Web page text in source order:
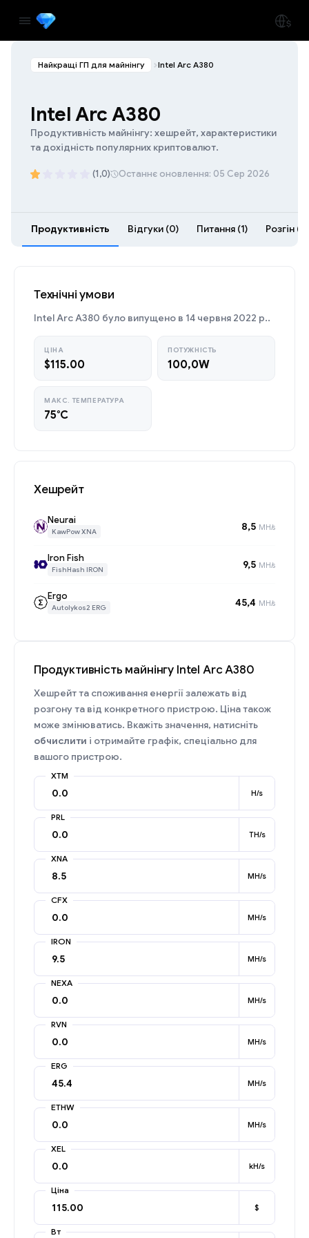
Найкращі ГП для майнінгу Intel Arc A380
Intel Arc A380
Продуктивність майнінгу: хешрейт, характеристики
та дохідність популярних криптовалют.
(1,0) Останнє оновлення: 05 Сер 2026
Продуктивність Відгуки (0) Питання (1) Розгін (0)
Технічні умови
Intel Arc A380 було випущено в 14 червня 2022 р..
ЦІНА
$115.00
ПОТУЖНІСТЬ
100,0W
МАКС. ТЕМПЕРАТУРА
75°C
Хешрейт
Neurai
KawPow XNA 8,5 MH/s
Iron Fish
FishHash IRON 9,5 MH/s
Ergo
Autolykos2 ERG 45,4 MH/s
Продуктивність майнінгу Intel Arc A380
Хешрейт та споживання енергії залежать від
розгону та від конкретного пристрою. Ціна також
може змінюватись. Вкажіть значення, натисніть
обчислити і отримайте графік, спеціально для
вашого пристрою.
XTM
H/s
PRL
TH/s
XNA
MH/s
CFX
MH/s
IRON
MH/s
NEXA
MH/s
RVN
MH/s
ERG
MH/s
ETHW
MH/s
XEL
kH/s
Ціна
$
Вт